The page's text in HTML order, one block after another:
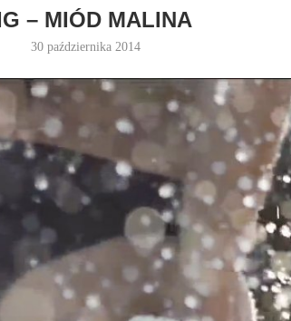
– MIÓD MALINA
30 października 2014